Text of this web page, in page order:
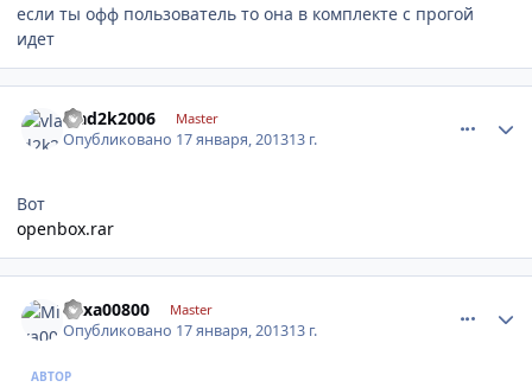
если ты офф пользователь то она в комплекте с прогой
идет
vlad2k2006 Master
Опубликовано 17 января, 201313 г.
Вот
openbox.rar
Mixa00800 Master
Опубликовано 17 января, 201313 г.
АВТОР